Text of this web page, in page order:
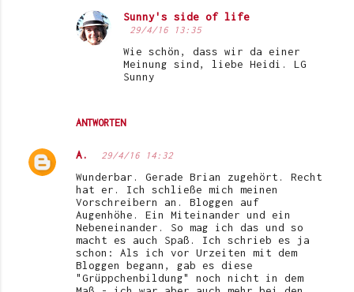
ANTWORTEN
Sunny's side of life
29/4/16 13:35
Wie schön, dass wir da einer
Meinung sind, liebe Heidi. LG
Sunny
A. 29/4/16 14:32
Wunderbar. Gerade Brian zugehört. Recht
hat er. Ich schließe mich meinen
Vorschreibern an. Bloggen auf
Augenhöhe. Ein Miteinander und ein
Nebeneinander. So mag ich das und so
macht es auch Spaß. Ich schrieb es ja
schon: Als ich vor Urzeiten mit dem
Bloggen begann, gab es diese
"Grüppchenbildung" noch nicht in dem